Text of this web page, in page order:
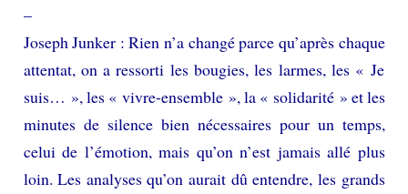
–
Joseph Junker : Rien n’a changé parce qu’après chaque
attentat, on a ressorti les bougies, les larmes, les « Je
suis… », les « vivre-ensemble », la « solidarité » et les
minutes de silence bien nécessaires pour un temps,
celui de l’émotion, mais qu’on n’est jamais allé plus
loin. Les analyses qu’on aurait dû entendre, les grands